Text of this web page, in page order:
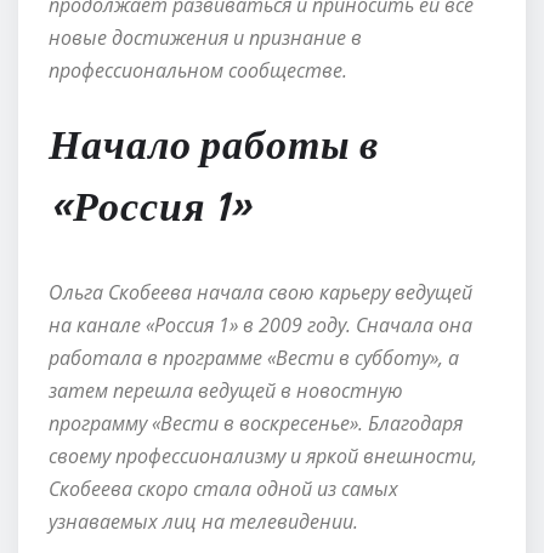
новые достижения и признание в
профессиональном сообществе.
Начало работы в
«Россия 1»
Ольга Скобеева начала свою карьеру ведущей
на канале «Россия 1» в 2009 году. Сначала она
работала в программе «Вести в субботу», а
затем перешла ведущей в новостную
программу «Вести в воскресенье». Благодаря
своему профессионализму и яркой внешности,
Скобеева скоро стала одной из самых
узнаваемых лиц на телевидении.